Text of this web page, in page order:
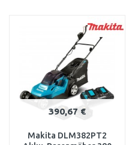
Vergleichen
390,67 €
Makita DLM382PT2